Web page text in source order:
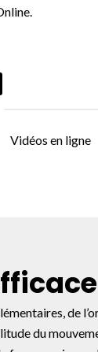
Vidéos en ligne
de
du